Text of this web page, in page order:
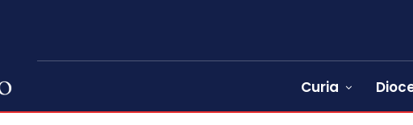
Curia